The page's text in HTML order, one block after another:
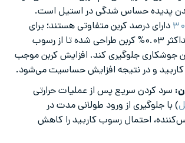
پدیده حساس شدگی در استیل است.
دارای درصد کربن متفاوتی هستند؛ برای
مثال 304L با حداکثر ۰.۰۳% کربن طراحی شده تا از رسوب
جوشکاری جلوگیری کند. افزایش کربن موجب
و در نتیجه افزایش حساسیت می‌شود.
سرد کردن سریع پس از عملیات حرارتی
) با جلوگیری از ورود طولانی مدت در
احتمال رسوب کاربید را کاهش